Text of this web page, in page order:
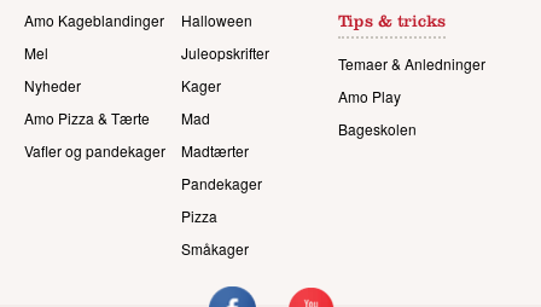
Amo Kageblandinger
Mel
Nyheder
Amo Pizza & Tærte
Vafler og pandekager
Halloween
Juleopskrifter
Kager
Mad
Madtærter
Pandekager
Pizza
Småkager
Tips & tricks
Temaer & Anledninger
Amo Play
Bageskolen